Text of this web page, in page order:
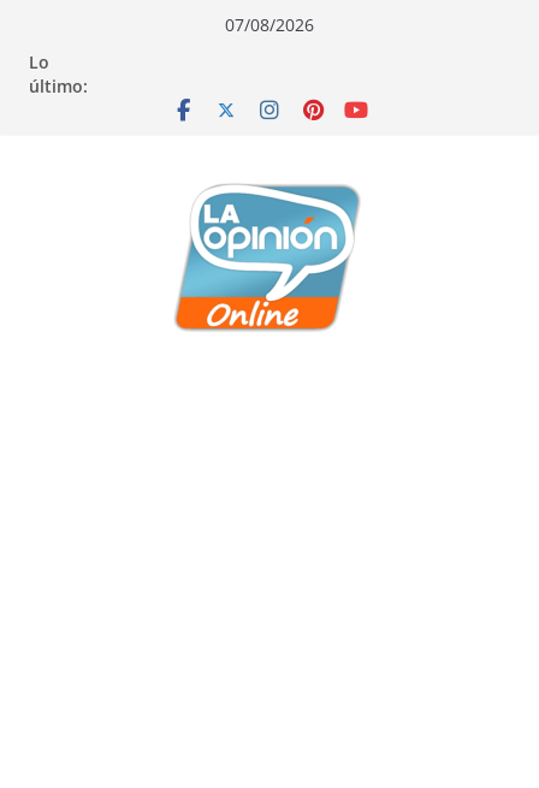
contenido
navegación
contenido
07/08/2026
Lo
último: